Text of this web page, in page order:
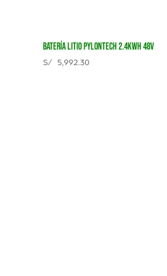
BATERÍA LITIO PYLONTECH 2.4KWH 48V
S/ 5,992.30